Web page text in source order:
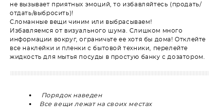
не вызывает приятных эмоций, то избавляйтесь (продать/
отдать/выбросить)!
Сломанные вещи чиним или выбрасываем!
Избавляемся от визуального шума. Слишком много
информации вокруг, ограничьте ее хотя бы дома! Отклейте
все наклейки и пленки с бытовой техники, перелейте
жидкость для мытья посуды в простую банку с дозатором.
Порядок наведен
Все вещи лежат на своих местах